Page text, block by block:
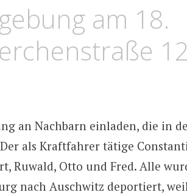
am 18.
12
an Nachbarn einladen, die in
als Kraftfahrer tätige
Ruwald, Otto und Fred. Alle
nach Auschwitz deportiert,